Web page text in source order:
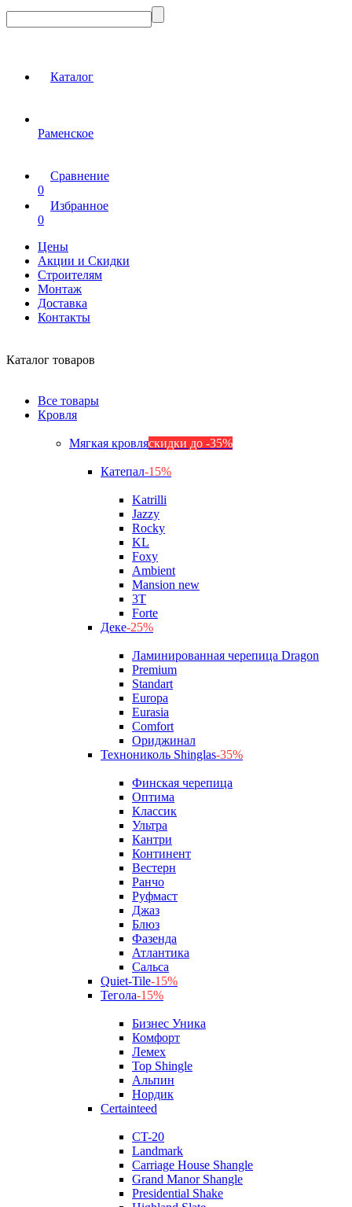
Каталог
Раменское
Сравнение
0
Избранное
0
Цены
Акции и Скидки
Строителям
Монтаж
Доставка
Контакты
Каталог товаров
Все товары
Кровля
Мягкая кровляскидки до -35%
Катепал-15%
Katrilli
Jazzy
Rocky
KL
Foxy
Ambient
Mansion new
3Т
Forte
Деке-25%
Ламинированная черепица Dragon
Premium
Standart
Europa
Eurasia
Comfort
Ориджинал
Технониколь Shinglas-35%
Финская черепица
Оптима
Классик
Ультра
Кантри
Континент
Вестерн
Ранчо
Руфмаст
Джаз
Блюз
Фазенда
Атлантика
Сальса
Quiet-Tile-15%
Тегола-15%
Бизнес Уника
Комфорт
Лемех
Top Shingle
Альпин
Нордик
Certainteed
CT-20
Landmark
Carriage House Shangle
Grand Manor Shangle
Presidential Shake